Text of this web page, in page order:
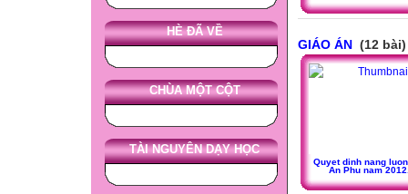
HÈ ĐÃ VỀ
CHÙA MỘT CỘT
TÀI NGUYÊN DẠY HỌC
GIÁO ÁN (12 bài)
Quyet dinh nang
An Phu nam